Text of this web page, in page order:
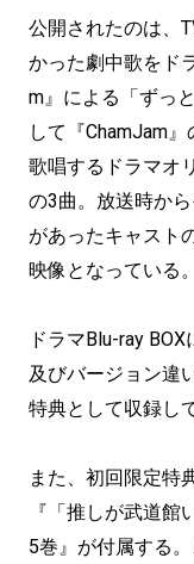
公開されたのは、
かった劇中歌をド
m』による「ずっ
して『ChamJam
歌唱するドラマオ
の3曲。放送時か
があったキャスト
映像となっている。
ドラマBlu-ray
及びバージョン違
特典として収録し
また、初回限定特
『「推しが武道
5巻』が付属する